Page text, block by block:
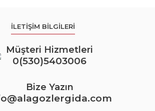
İLETİŞİM BİLGİLERİ
Müşteri Hizmetleri
0(530)5403006
Bize Yazın